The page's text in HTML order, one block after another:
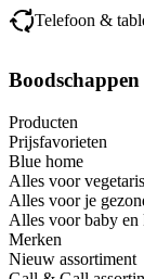
Telefoon &
Boodschappen
Producten
Prijsfavorieten
Blue home
Alles voor
Alles voor je
Alles voor baby en
Merken
Nieuw assortiment